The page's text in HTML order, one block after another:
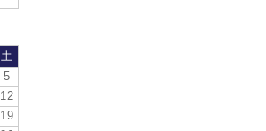
土
5
12
19